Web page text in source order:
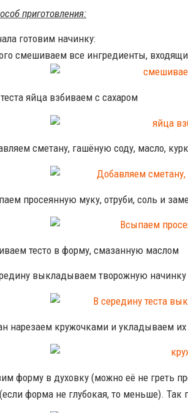
приготовления:
готовим начинку:
смешиваем все ингредиенты,
яйца взбиваем с сахаром
сметану, гашёную соду, масло,
просеянную муку, отруби, соль и
тесто в форму, смазанную маслом
выкладываем творожную начинку
нарезаем кружочками и укладываем их
форму в духовку (можно её не греть
форма не глубокая, то меньше). Так